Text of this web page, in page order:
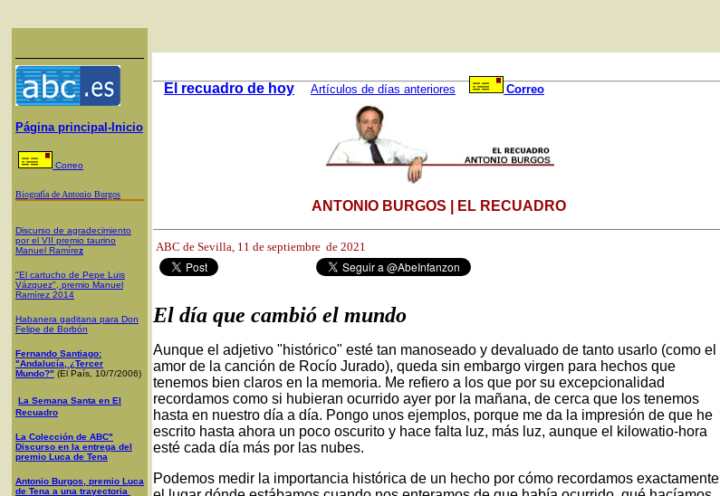
Página principal-Inicio
Correo
Biografía de Antonio Burgos
Discurso de agradecimiento
por el VII premio taurino
Manuel Ramírez
"El cartucho de Pepe Luis
Vázquez", premio Manuel
Ramírez 2014
Habanera gaditana para Don
Felipe de Borbón
Fernando Santiago:
"Andalucía, ¿Tercer
Mundo?" (El País, 10/7/2006)
La Semana Santa en El
Recuadro
La Colección de ABC"
Discurso en la entrega del
premio Luca de Tena
Antonio Burgos, premio Luca
de Tena a una trayectoria
El recuadro de hoy Artículos de días anteriores Correo
ANTONIO BURGOS | EL RECUADRO
ABC de Sevilla, 11 de septiembre de 2021
El día que cambió el mundo
Aunque el adjetivo "histórico" esté tan manoseado y devaluado de tanto usarlo (como el
amor de la canción de Rocío Jurado), queda sin embargo virgen para hechos que
tenemos bien claros en la memoria. Me refiero a los que por su excepcionalidad
recordamos como si hubieran ocurrido ayer por la mañana, de cerca que los tenemos
hasta en nuestro día a día. Pongo unos ejemplos, porque me da la impresión de que he
escrito hasta ahora un poco oscurito y hace falta luz, más luz, aunque el kilowatio-hora
esté cada día más por las nubes.
Podemos medir la importancia histórica de un hecho por cómo recordamos exactamente